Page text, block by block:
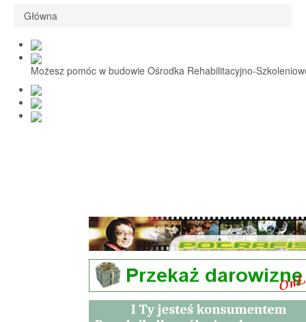
1,5% i darowizny
Nasi Beneficjenci
Ośrodek Reh-Szkol
Sprawozdania
Główna
Możesz pomóc w budowie Ośrodka Rehabilitacyjno-